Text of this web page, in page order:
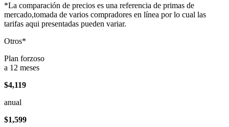
*La comparación de precios es una referencia de primas de
mercado,tomada de varios compradores en línea por lo cual las
tarifas aqui presentadas pueden variar.
Otros*
Plan forzoso
a 12 meses
$4,119
anual
$1,599